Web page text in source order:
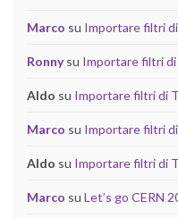
Marco su Importare filtri
Ronnysu Importare filtri
Aldo su Importare filtri di
Marco su Importare filtri
Aldo su Importare filtri di
Marco su Let’s go CERN